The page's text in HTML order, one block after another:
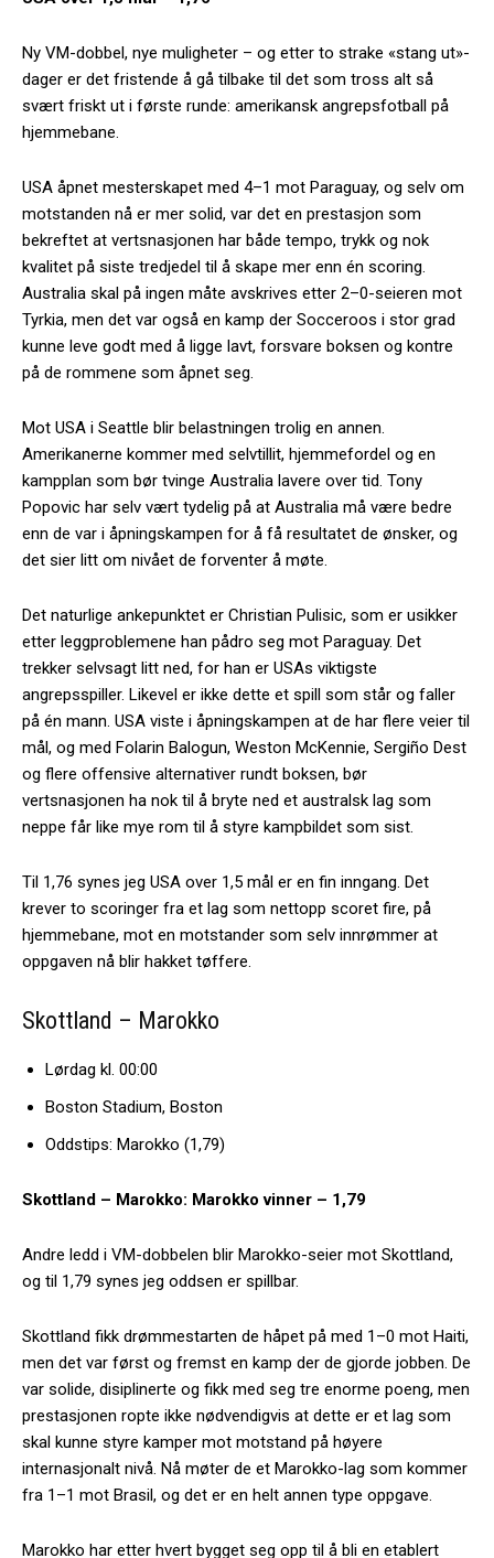
Ny VM-dobbel, nye muligheter – og etter to strake «stang ut»-
dager er det fristende å gå tilbake til det som tross alt så
svært friskt ut i første runde: amerikansk angrepsfotball på
hjemmebane.
USA åpnet mesterskapet med 4–1 mot Paraguay, og selv om
motstanden nå er mer solid, var det en prestasjon som
bekreftet at vertsnasjonen har både tempo, trykk og nok
kvalitet på siste tredjedel til å skape mer enn én scoring.
Australia skal på ingen måte avskrives etter 2–0-seieren mot
Tyrkia, men det var også en kamp der Socceroos i stor grad
kunne leve godt med å ligge lavt, forsvare boksen og kontre
på de rommene som åpnet seg.
Mot USA i Seattle blir belastningen trolig en annen.
Amerikanerne kommer med selvtillit, hjemmefordel og en
kampplan som bør tvinge Australia lavere over tid. Tony
Popovic har selv vært tydelig på at Australia må være bedre
enn de var i åpningskampen for å få resultatet de ønsker, og
det sier litt om nivået de forventer å møte.
Det naturlige ankepunktet er Christian Pulisic, som er usikker
etter leggproblemene han pådro seg mot Paraguay. Det
trekker selvsagt litt ned, for han er USAs viktigste
angrepsspiller. Likevel er ikke dette et spill som står og faller
på én mann. USA viste i åpningskampen at de har flere veier til
mål, og med Folarin Balogun, Weston McKennie, Sergiño Dest
og flere offensive alternativer rundt boksen, bør
vertsnasjonen ha nok til å bryte ned et australsk lag som
neppe får like mye rom til å styre kampbildet som sist.
Til 1,76 synes jeg USA over 1,5 mål er en fin inngang. Det
krever to scoringer fra et lag som nettopp scoret fire, på
hjemmebane, mot en motstander som selv innrømmer at
oppgaven nå blir hakket tøffere.
Skottland – Marokko
Lørdag kl. 00:00
Boston Stadium, Boston
Oddstips: Marokko (1,79)
Skottland – Marokko: Marokko vinner – 1,79
Andre ledd i VM-dobbelen blir Marokko-seier mot Skottland,
og til 1,79 synes jeg oddsen er spillbar.
Skottland fikk drømmestarten de håpet på med 1–0 mot Haiti,
men det var først og fremst en kamp der de gjorde jobben. De
var solide, disiplinerte og fikk med seg tre enorme poeng, men
prestasjonen ropte ikke nødvendigvis at dette er et lag som
skal kunne styre kamper mot motstand på høyere
internasjonalt nivå. Nå møter de et Marokko-lag som kommer
fra 1–1 mot Brasil, og det er en helt annen type oppgave.
Marokko har etter hvert bygget seg opp til å bli en etablert